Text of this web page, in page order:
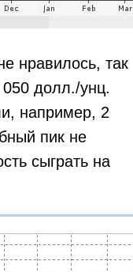
нравилось, так
долл./унц.
например, 2
пик не
сыграть на